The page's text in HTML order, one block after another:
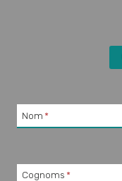
Nom *
Cognoms *